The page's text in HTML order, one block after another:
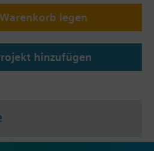
legen
hinzufügen